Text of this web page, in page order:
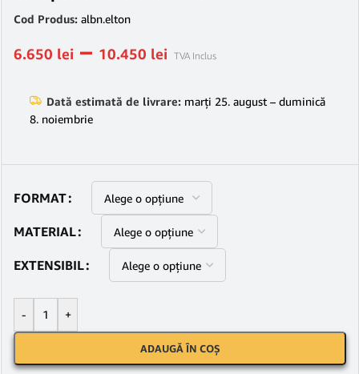
Cod Produs: albn.elton
6.650 lei – 10.450 lei TVA Inclus
Dată estimată de livrare: marți 25. august – duminică
8. noiembrie
FORMAT
MATERIAL
EXTENSIBIL
- +
ADAUGĂ ÎN COȘ